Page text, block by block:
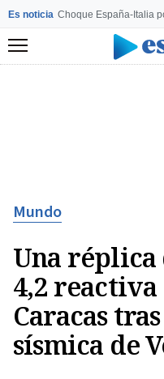
Es noticia Choque España-Italia
Menú
Mundo
Una
4,2
Caracas
sísmica de